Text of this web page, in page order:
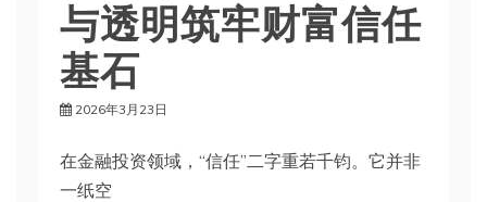
与透明筑牢财富信任
基石
2026年3月23日
在金融投资领域，“信任”二字重若千钧。它并非
一纸空